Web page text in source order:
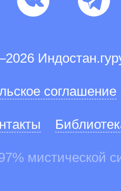
соглашение
мистической